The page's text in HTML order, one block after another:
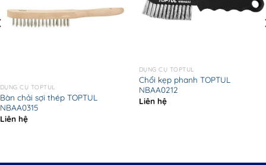
DỤNG CỤ TOPTUL
Bàn chải sợi thép TOPTUL
NBAA0315
Liên hệ
DỤNG CỤ TOPTUL
Chổi kẹp phanh TOPTUL
NBAA0212
Liên hệ